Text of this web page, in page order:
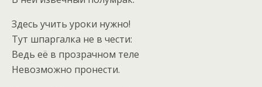
Здесь учить уроки нужно!
Тут шпаргалка не в чести:
Ведь её в прозрачном теле
Невозможно пронести.